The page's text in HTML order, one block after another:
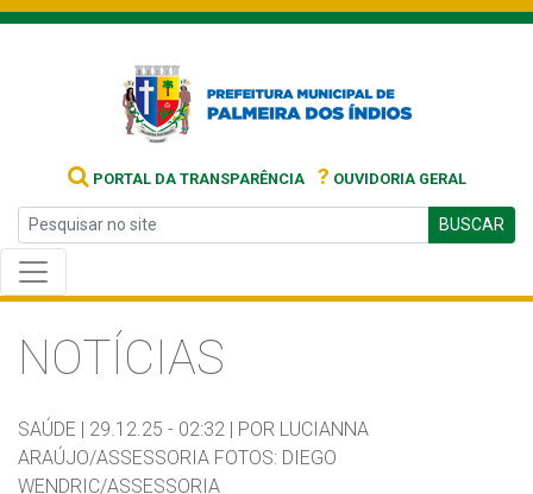
PORTAL DA TRANSPARÊNCIA ? OUVIDORIA GERAL
BUSCAR
NOTÍCIAS
SAÚDE | 29.12.25 - 02:32 | POR LUCIANNA
ARAÚJO/ASSESSORIA FOTOS: DIEGO
WENDRIC/ASSESSORIA